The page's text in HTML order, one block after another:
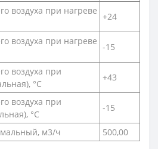
воздуха при нагреве
+24
воздуха при нагреве
-15
воздуха при
°С
+43
воздуха при
°С
-15
м3/ч 500,00